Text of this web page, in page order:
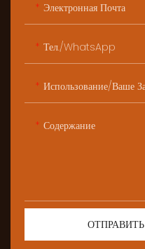
Электронная Почта
Тел./WhatsApp
Использование/ваше
Содержание